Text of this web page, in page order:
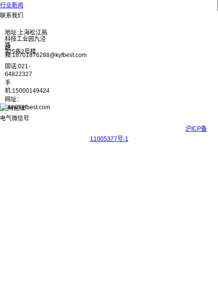
行业新闻
联系我们
地址:上海松江高
科技工业园九泾
路
325弄2号楼
邮
箱:18701876288@kyfbest.com
固话:021-
64822327
手
机:15000149424
网址：
www.kyfbest.com
沪ICP备
11005377号-1